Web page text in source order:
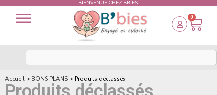
BIENVENUE CHEZ BBIES.
0
Accueil > BONS PLANS > Produits déclassés